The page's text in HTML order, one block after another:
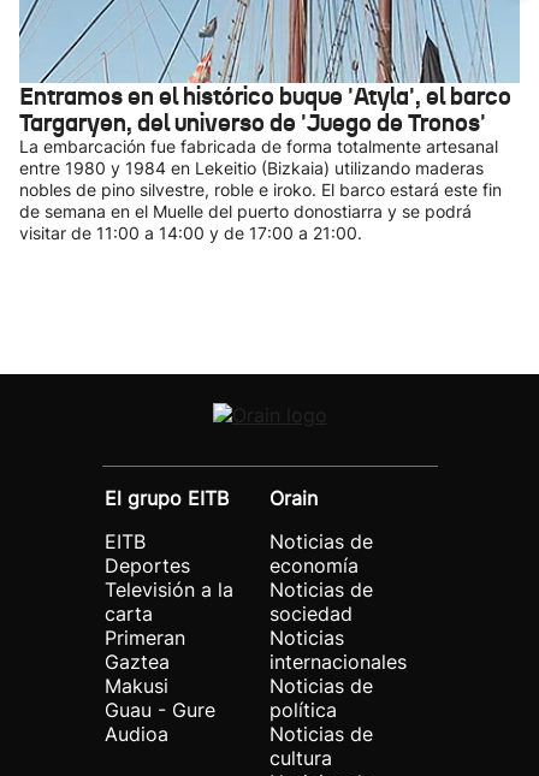
Entramos en el histórico buque 'Atyla', el barco
Targaryen, del universo de 'Juego de Tronos'
La embarcación fue fabricada de forma totalmente artesanal
entre 1980 y 1984 en Lekeitio (Bizkaia) utilizando maderas
nobles de pino silvestre, roble e iroko. El barco estará este fin
de semana en el Muelle del puerto donostiarra y se podrá
visitar de 11:00 a 14:00 y de 17:00 a 21:00.
El grupo EITB
EITB
Deportes
Televisión a la
carta
Primeran
Gaztea
Makusi
Guau - Gure
Audioa
Orain
Noticias de
economía
Noticias de
sociedad
Noticias
internacionales
Noticias de
política
Noticias de
cultura